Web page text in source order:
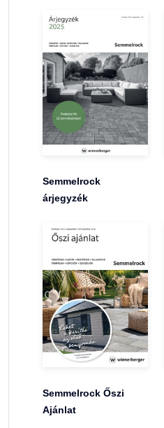
Semmelrock
árjegyzék
Semmelrock Őszi
Ajánlat